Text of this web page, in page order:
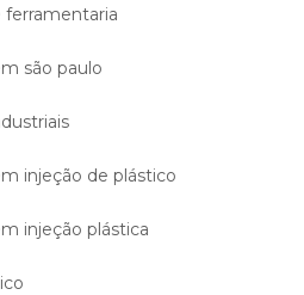
ferramentaria
são paulo
injeção de plástico
injeção plástica